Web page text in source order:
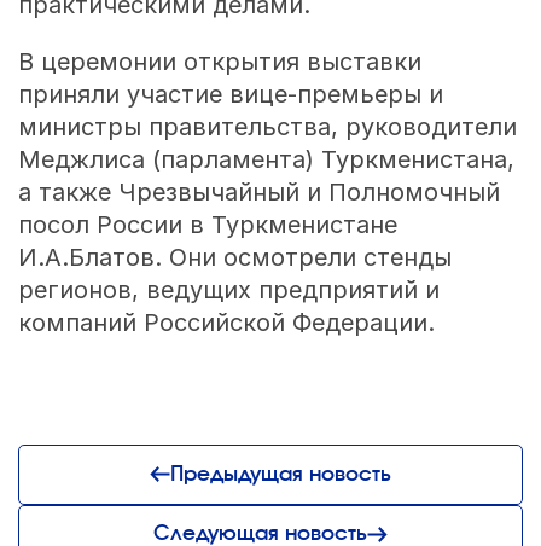
В церемонии открытия выставки
приняли участие вице-премьеры и
министры правительства, руководители
Меджлиса (парламента) Туркменистана,
а также Чрезвычайный и Полномочный
посол России в Туркменистане
И.А.Блатов. Они осмотрели стенды
регионов, ведущих предприятий и
компаний Российской Федерации.
Предыдущая новость
Следующая новость